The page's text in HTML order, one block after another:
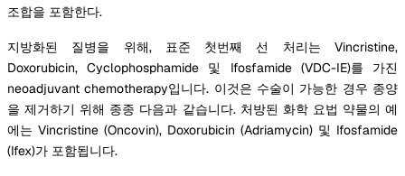
조합을 포함한다.
지방화된 질병을 위해, 표준 첫번째 선 처리는 Vincristine,
Doxorubicin, Cyclophosphamide 및 Ifosfamide (VDC-IE)를 가진
neoadjuvant chemotherapy입니다. 이것은 수술이 가능한 경우 종양
을 제거하기 위해 종종 다음과 같습니다. 처방된 화학 요법 약물의 예
에는 Vincristine (Oncovin), Doxorubicin (Adriamycin) 및 Ifosfamide
(Ifex)가 포함됩니다.